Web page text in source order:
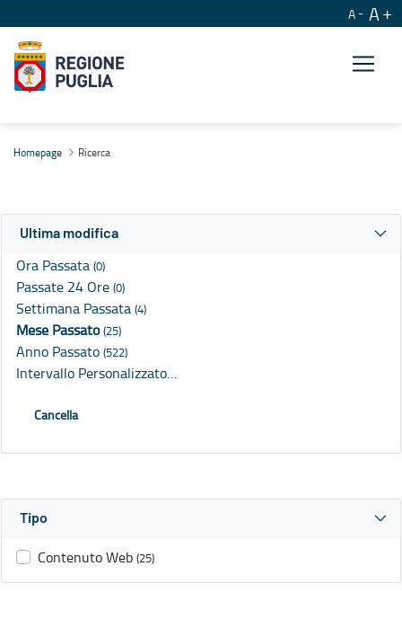
A A
Homepage Ricerca
Ultima modifica
Ora Passata (0)
Passate 24 Ore (0)
Settimana Passata (4)
Mese Passato(25)
Anno Passato (522)
Intervallo Personalizzato…
Cancella
Tipo
Contenuto Web (25)